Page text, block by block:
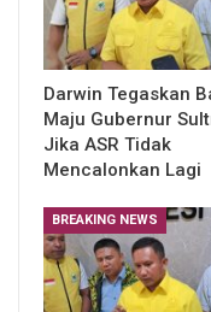
Darwin Tegaskan
Maju Gubernur
Jika ASR Tidak
Mencalonkan Lagi
BREAKING NEWS